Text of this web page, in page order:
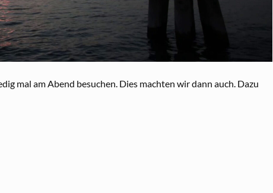
mal am Abend besuchen. Dies machten wir dann auch. Dazu